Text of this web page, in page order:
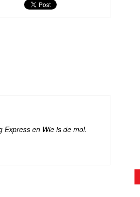
Express en Wie is de mol.